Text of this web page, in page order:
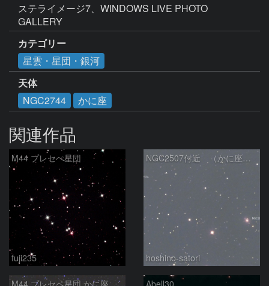
ステライメージ7、WINDOWS LIVE PHOTO
GALLERY
カテゴリー
星雲・星団・銀河
天体
NGC2744
かに座
関連作品
M44 プレセぺ星団
fuji235
NGC2507付近 （かに座の銀河）
hoshino-satori